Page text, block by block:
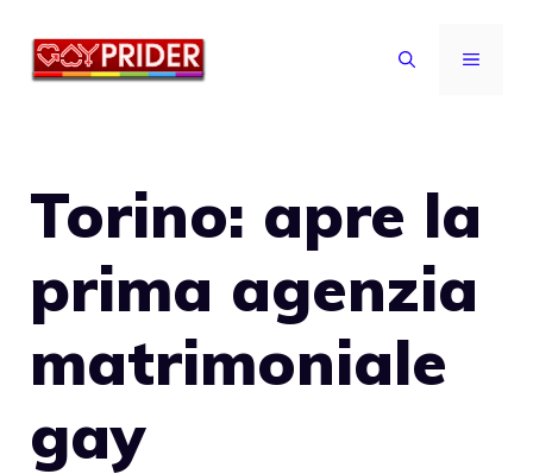
MENU
Torino: apre la
prima agenzia
matrimoniale
gay